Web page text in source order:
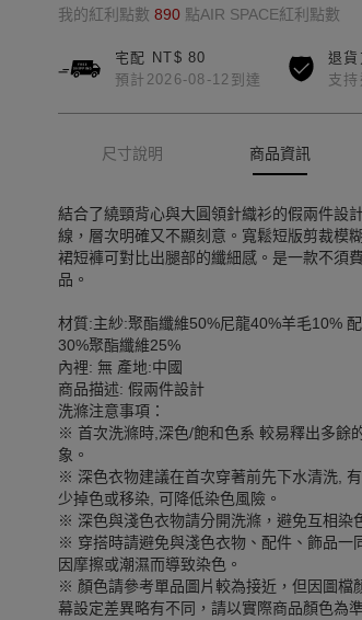
我的紅利點數 890 點AIR SPACE紅利點數
宅配 NT$ 80
預計2026-08-12到達
退貨
支持
尺寸說明 商品資訊
結合了繞頸背心與大圓領針織衫的假兩件設
線，層次明確又不顯刻意。寬鬆短版剪裁模
裙短褲可對比出腿部的纖細感。是一款不須
品。
材質:主紗:聚酯纖維50%尼龍40%羊毛10%
30%聚酯纖維25%
內裡: 無 產地:中國
商品描述: 假兩件設計
洗滌注意事項：
※ 首次洗滌時,深色/飽和色系 較易釋出多餘
象。
※ 深色衣物建議在首次穿著前先下水清洗,
少掉色或移染, 可降低染色風險。
※ 深色與淺色衣物請分開洗滌，避免互相染
※ 穿搭時請避免與淺色衣物、配件、飾品一
因摩擦或潮濕而導致染色。
※ 顏色請參考單品圖片較為接近，但因圖檔
幕設定差異略有不同，請以實際商品顏色為準